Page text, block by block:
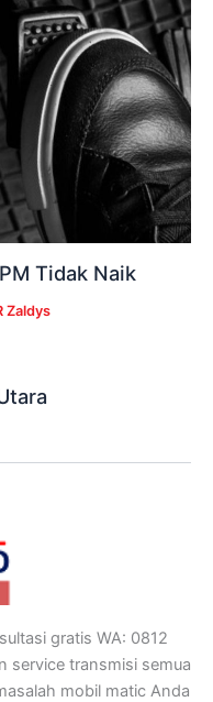
Tidak Naik
Zaldys
gratis WA: 0812
service transmisi semua
mobil matic Anda